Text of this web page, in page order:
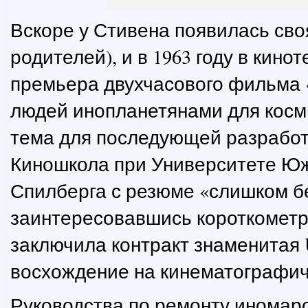
Вскоре у Стивена появилась
родителей), и в 1963 году в
премьера двухчасового
людей инопланетянами для
тема для последующей
Киношкола при Университете
Спилберга с резюме «слишком
заинтересовавшись
заключила контракт
восхождение на